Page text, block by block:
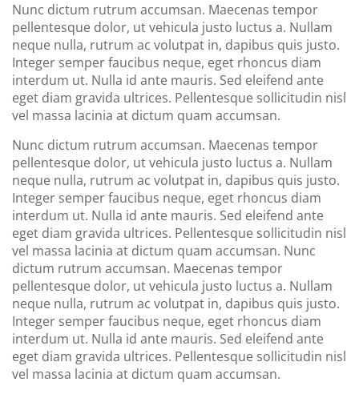
Nunc dictum rutrum accumsan. Maecenas tempor
pellentesque dolor, ut vehicula justo luctus a. Nullam
neque nulla, rutrum ac volutpat in, dapibus quis justo.
Integer semper faucibus neque, eget rhoncus diam
interdum ut. Nulla id ante mauris. Sed eleifend ante
eget diam gravida ultrices. Pellentesque sollicitudin nisl
vel massa lacinia at dictum quam accumsan.
Nunc dictum rutrum accumsan. Maecenas tempor
pellentesque dolor, ut vehicula justo luctus a. Nullam
neque nulla, rutrum ac volutpat in, dapibus quis justo.
Integer semper faucibus neque, eget rhoncus diam
interdum ut. Nulla id ante mauris. Sed eleifend ante
eget diam gravida ultrices. Pellentesque sollicitudin nisl
vel massa lacinia at dictum quam accumsan. Nunc
dictum rutrum accumsan. Maecenas tempor
pellentesque dolor, ut vehicula justo luctus a. Nullam
neque nulla, rutrum ac volutpat in, dapibus quis justo.
Integer semper faucibus neque, eget rhoncus diam
interdum ut. Nulla id ante mauris. Sed eleifend ante
eget diam gravida ultrices. Pellentesque sollicitudin nisl
vel massa lacinia at dictum quam accumsan.